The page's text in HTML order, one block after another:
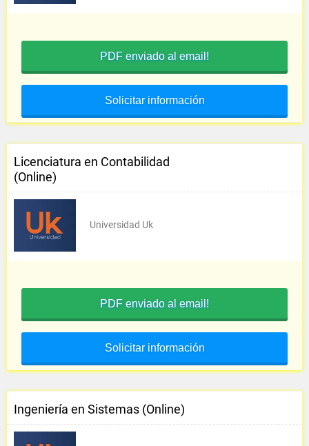
PDF enviado al email!
Solicitar información
Licenciatura en Contabilidad
(Online)
Universidad Uk
PDF enviado al email!
Solicitar información
Ingeniería en Sistemas (Online)